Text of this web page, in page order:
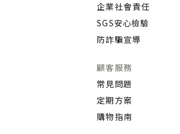
企業社會責任
SGS安心檢驗
防詐騙宣導
顧客服務
常見問題
定期方案
購物指南